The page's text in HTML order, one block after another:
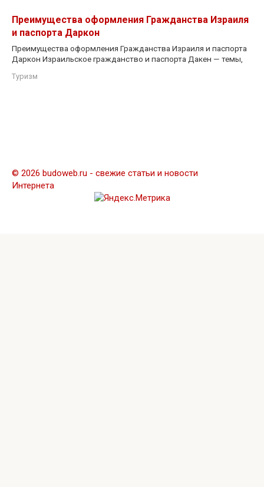
Преимущества оформления Гражданства Израиля
и паспорта Даркон
Преимущества оформления Гражданства Израиля и паспорта
Даркон Израильское гражданство и паспорта Дакен — темы,
Туризм
© 2026 budoweb.ru - свежие статьи и новости
Интернета